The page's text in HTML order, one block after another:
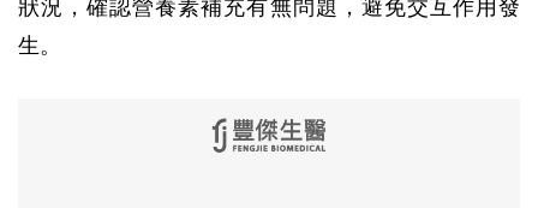
狀況，確認營養素補充有無問題，避免交互作用發
生。